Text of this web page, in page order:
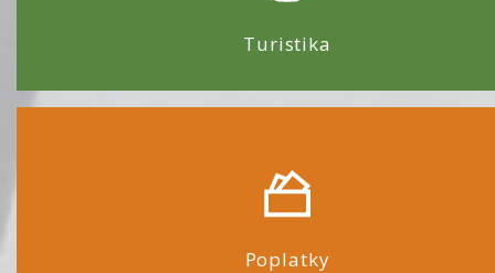
Turistika
Poplatky